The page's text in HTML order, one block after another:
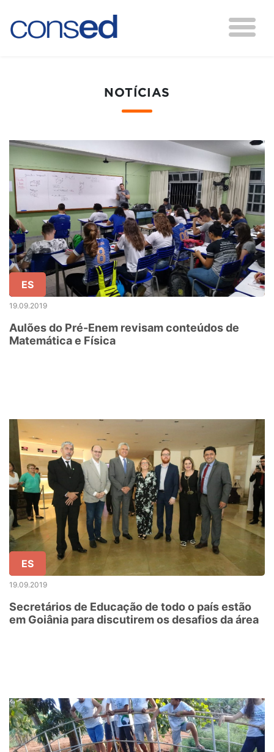
NOTÍCIAS
ES
19.09.2019
Aulões do Pré-Enem revisam conteúdos de
Matemática e Física
ES
19.09.2019
Secretários de Educação de todo o país estão
em Goiânia para discutirem os desafios da área